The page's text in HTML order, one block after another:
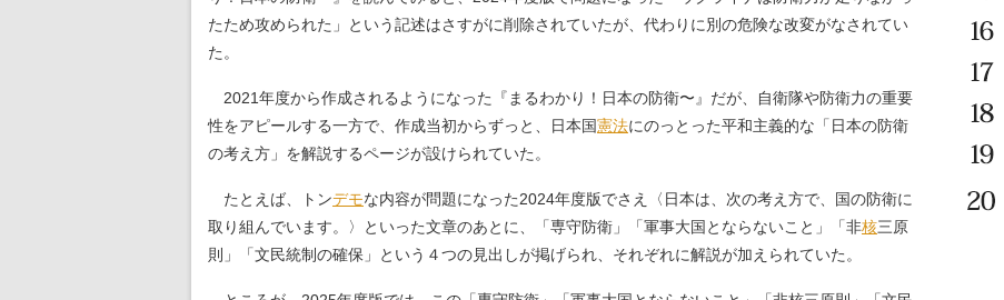
たため攻められた」という記述はさすがに削除されていたが、代わりに別の危険な改変がなされてい
た。
2021年度から作成されるようになった『まるわかり！日本の防衛〜』だが、自衛隊や防衛力の重要
性をアピールする一方で、作成当初からずっと、日本国憲法にのっとった平和主義的な「日本の防衛
の考え方」を解説するページが設けられていた。
たとえば、トンデモな内容が問題になった2024年度版でさえ〈日本は、次の考え方で、国の防衛に
取り組んでいます。〉といった文章のあとに、「専守防衛」「軍事大国とならないこと」「非核三原
則」「文民統制の確保」という４つの見出しが掲げられ、それぞれに解説が加えられていた。